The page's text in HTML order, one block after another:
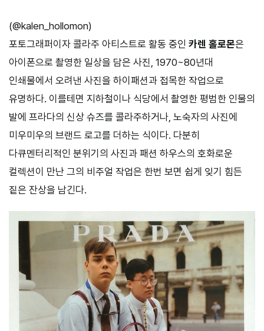
(@kalen_hollomon)
포토그래퍼이자 콜라주 아티스트로 활동 중인 카렌 홀로몬은
아이폰으로 촬영한 일상을 담은 사진, 1970~80년대
인쇄물에서 오려낸 사진을 하이패션과 접목한 작업으로
유명하다. 이를테면 지하철이나 식당에서 촬영한 평범한 인물의
발에 프라다의 신상 슈즈를 콜라주하거나, 노숙자의 사진에
미우미우의 브랜드 로고를 더하는 식이다. 다분히
다큐멘터리적인 분위기의 사진과 패션 하우스의 호화로운
컬렉션이 만난 그의 비주얼 작업은 한번 보면 쉽게 잊기 힘든
짙은 잔상을 남긴다.